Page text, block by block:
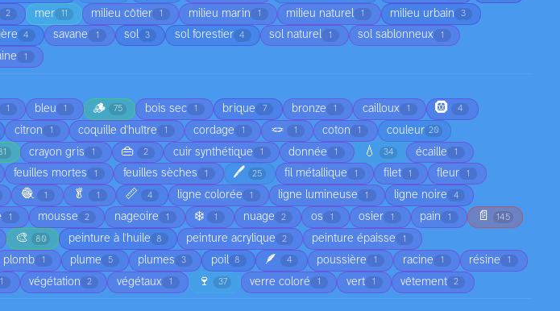
2 mer 11 milieu côtier 1 milieu marin 1 milieu naturel 1 milieu urbain 3
4 savane 1 sol 3 sol forestier 4 sol naturel 1 sol sablonneux 1
1
1 bleu 1 🪵 75 bois sec 1 brique 7 bronze 1 cailloux 1 🛞 4
citron 1 coquille d'huître 1 cordage 1 🪢 1 coton 1 couleur 20
crayon gris 1 👜 2 cuir synthétique 1 donnée 1 💧 34 écaille 1
feuilles mortes 1 feuilles sèches 1 🖊️ 25 fil métallique 1 filet 1 fleur 1
🧶 1 🥬 1 📏 4 ligne colorée 1 ligne lumineuse 1 ligne noire 4
1 mousse 2 nageoire 1 ❄️ 1 nuage 2 os 1 osier 1 pain 1 📄 145
🎨 80 peinture à l'huile 8 peinture acrylique 2 peinture épaisse 1
plomb 1 plume 5 plumes 3 poil 8 🪶 4 poussière 1 racine 1 résine 1
1 végétation 2 végétaux 1 🍷 37 verre coloré 1 vert 1 vêtement 2